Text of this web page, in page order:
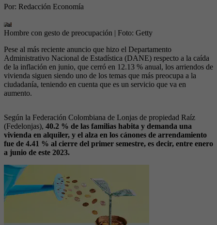
Por: Redacción Economía
Hombre con gesto de preocupación | Foto: Getty
Pese al más reciente anuncio que hizo el Departamento
Administrativo Nacional de Estadística (DANE) respecto a la caída
de la inflación en junio, que cerró en 12.13 % anual, los arriendos de
vivienda siguen siendo uno de los temas que más preocupa a la
ciudadanía, teniendo en cuenta que es un servicio que va en
aumento.
Según la Federación Colombiana de Lonjas de propiedad Raíz
(Fedelonjas), 40.2 % de las familias habita y demanda una
vivienda en alquiler, y el alza en los cánones de arrendamiento
fue de 4.41 % al cierre del primer semestre, es decir, entre enero
a junio de este 2023.